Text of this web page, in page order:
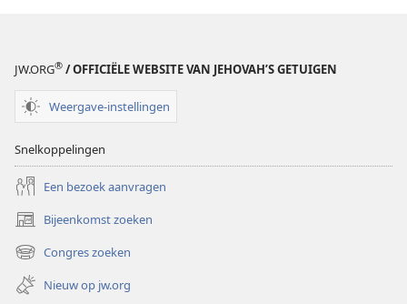
JW.ORG® / OFFICIËLE WEBSITE VAN JEHOVAH’S GETUIGEN
Weergave-instellingen
Snelkoppelingen
Een bezoek aanvragen
Bijeenkomst zoeken
(opent
nieuw
venster)
Congres zoeken
(opent
nieuw
venster)
Nieuw op jw.org